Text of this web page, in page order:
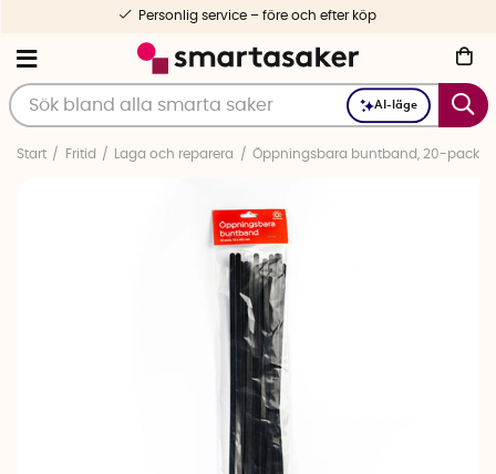
AI-läge
Personlig service – före och efter köp
Start Fritid Laga och reparera Öppningsbara buntband, 20-pack